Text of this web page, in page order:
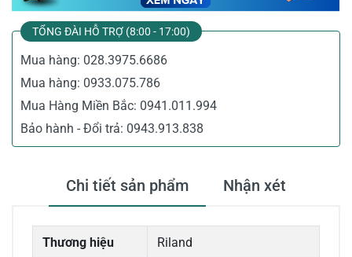
TỔNG ĐÀI HỖ TRỢ (8:00 - 17:00)
Mua hàng: 028.3975.6686
Mua hàng: 0933.075.786
Mua Hàng Miền Bắc: 0941.011.994
Bảo hành - Đổi trả: 0943.913.838
Chi tiết sản phẩm Nhận xét
Thương hiệu Riland